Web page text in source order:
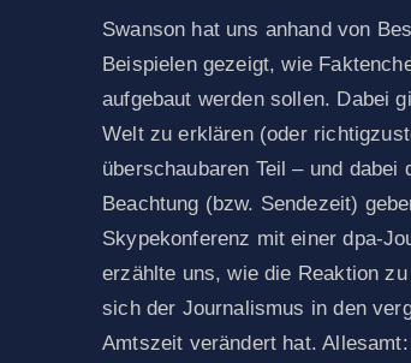
Swanson hat uns anhand von
Beispielen gezeigt, wie
aufgebaut werden sollen. Dabei
Welt zu erklären (oder
überschaubaren Teil – und dabei
Beachtung (bzw. Sendezeit)
Skypekonferenz mit einer dpa-
erzählte uns, wie die Reaktion
sich der Journalismus in den
Amtszeit verändert hat.